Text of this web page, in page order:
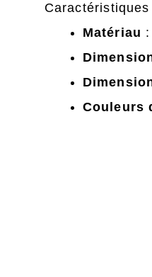
Caractéristiques
Matériau
Couleurs